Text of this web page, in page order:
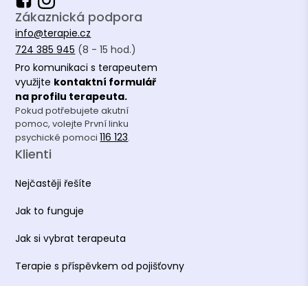
Zákaznická podpora
info@terapie.cz
724 385 945 (8 - 15 hod.)
Pro komunikaci s terapeutem
využijte kontaktní formulář
na profilu terapeuta.
Pokud potřebujete akutní
pomoc, volejte První linku
psychické pomoci116 123.
Klienti
Nejčastěji řešíte
Jak to funguje
Jak si vybrat terapeuta
Terapie s příspěvkem od pojišťovny